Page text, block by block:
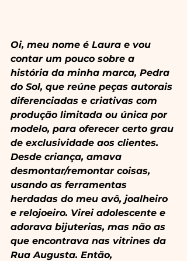
Oi, meu nome é Laura e vou
contar um pouco sobre a
história da minha marca, Pedra
do Sol, que reúne peças autorais
diferenciadas e criativas com
produção limitada ou única por
modelo, para oferecer certo grau
de exclusividade aos clientes.
Desde criança, amava
desmontar/remontar coisas,
usando as ferramentas
herdadas do meu avô, joalheiro
e relojoeiro. Virei adolescente e
adorava bijuterias, mas não as
que encontrava nas vitrines da
Rua Augusta. Então,